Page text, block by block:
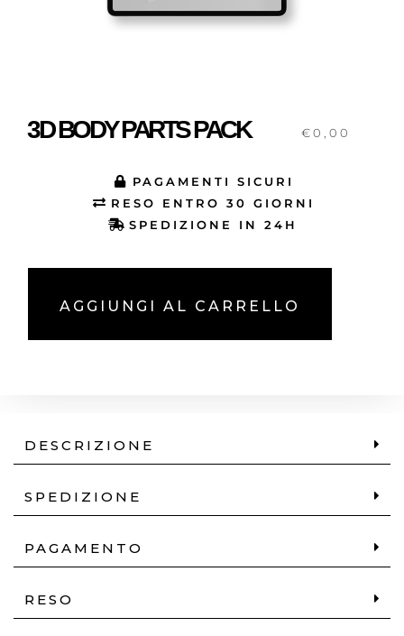
3D BODY PARTS PACK €0,00
PAGAMENTI SICURI
RESO ENTRO 30 GIORNI
SPEDIZIONE IN 24H
AGGIUNGI AL CARRELLO
DESCRIZIONE
SPEDIZIONE
PAGAMENTO
RESO